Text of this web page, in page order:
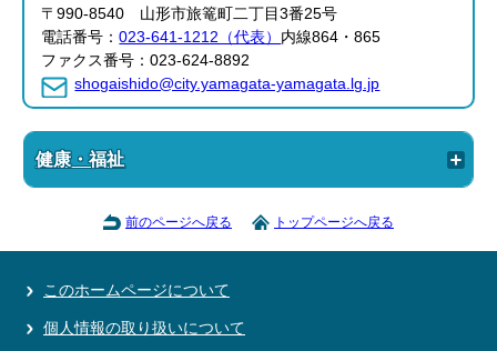
〒990-8540 山形市旅篭町二丁目3番25号
電話番号：023-641-1212（代表） 内線864・865
ファクス番号：023-624-8892
shogaishido@city.yamagata-yamagata.lg.jp
健康・福祉
前のページへ戻る トップページへ戻る
このホームページについて
個人情報の取り扱いについて